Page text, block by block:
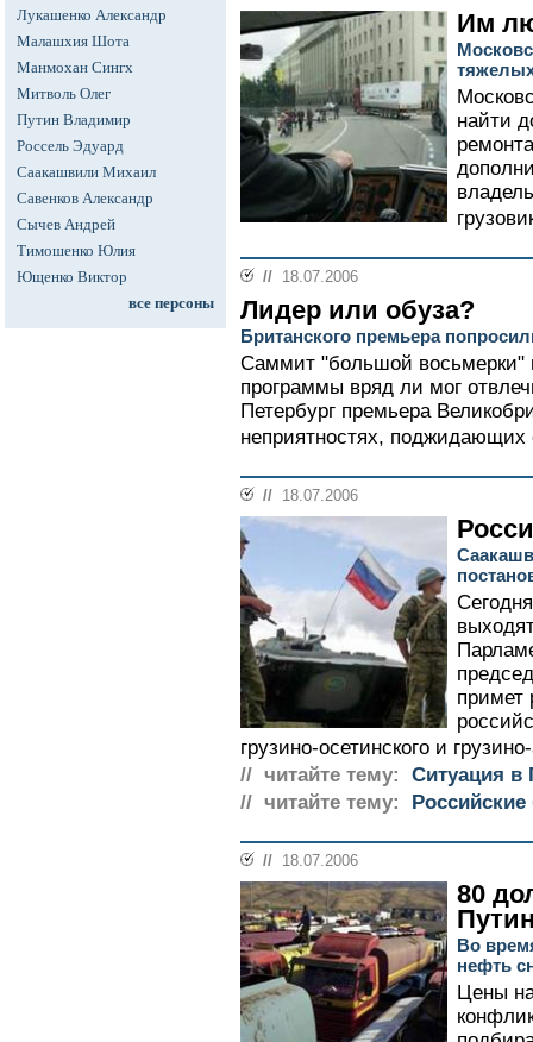
Лукашенко Александр
Малашхия Шота
Манмохан Сингх
Митволь Олег
Путин Владимир
Россель Эдуард
Саакашвили Михаил
Савенков Александр
Сычев Андрей
Тимошенко Юлия
Ющенко Виктор
все персоны
Им
найти
// 18.07.2006
Лидер или обуза?
Британского премьера
Саммит "большой восьмерки"
программы вряд ли мог
Петербург премьера
неприятностях, поджидающих
// 18.07.2006
примет
грузино-осетинского и
// читайте тему:
Ситуация в
// читайте тему:
// 18.07.2006
80
Во
нефть
Цены